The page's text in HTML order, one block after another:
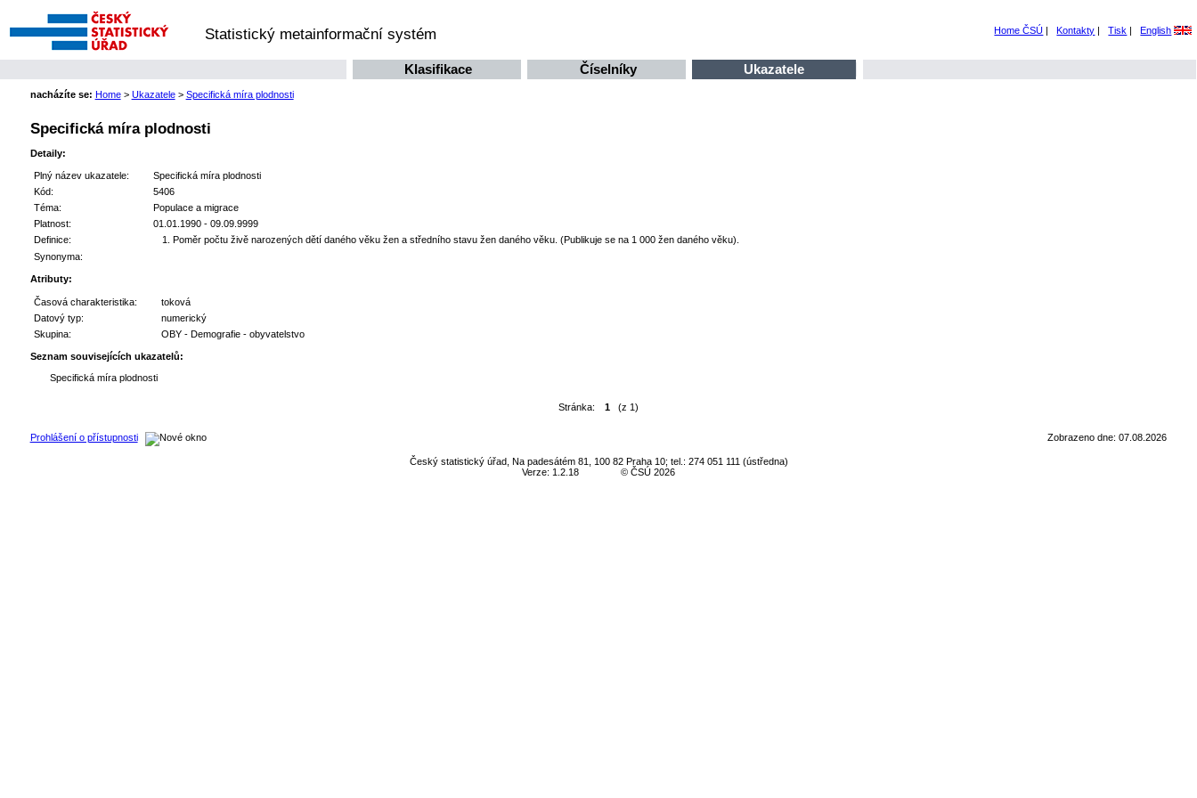
Statistický metainformační systém Home ČSÚ | Kontakty | Tisk | English
Klasifikace Číselníky Ukazatele
nacházíte se: Home> Ukazatele > Specifická míra plodnosti
Specifická míra plodnosti
Detaily:
Plný název ukazatele:
Specifická míra plodnosti
Kód:
5406
Téma:
Populace a migrace
Platnost:
01.01.1990 - 09.09.9999
Definice:
Poměr počtu živě narozených dětí daného věku žen a středního stavu žen daného věku. (Publikuje se na 1 000 žen daného věku).
Synonyma:
Atributy:
Časová charakteristika:
toková
Datový typ:
numerický
Skupina:
OBY - Demografie - obyvatelstvo
Seznam souvisejících ukazatelů:
Specifická míra plodnosti
Stránka: 1 (z 1)
Prohlášení o přístupnosti Zobrazeno dne: 07.08.2026
Český statistický úřad, Na padesátém 81, 100 82 Praha 10; tel.: 274 051 111 (ústředna)
Verze: 1.2.18
© ČSÚ 2026